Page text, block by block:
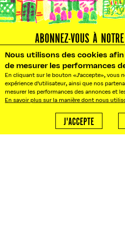
ABONNEZ-VOUS À
NOS BUREAUX : 10 RUE PRADIER
75019 PARIS
Nous utilisons des cookies
de mesurer les performances
En cliquant sur le bouton «J'accepte», vous
expérience d'utilisateur, ainsi que nos
mesurer les performances des annonces et
En savoir plus sur la manière dont nous
J'ACCEPTE